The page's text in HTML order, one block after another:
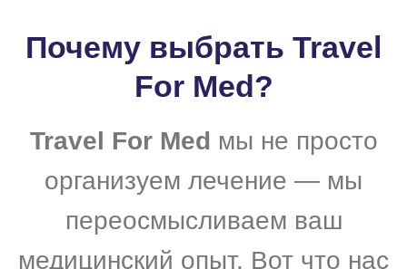
Почему выбрать Travel
For Med?
Travel For Med мы не просто
организуем лечение — мы
переосмысливаем ваш
медицинский опыт. Вот что нас